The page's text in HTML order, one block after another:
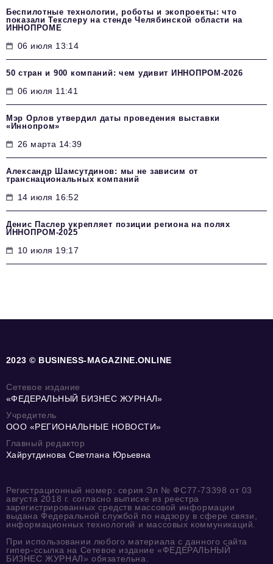
Беспилотные технологии, роботы и экопроекты: что
показали Текслеру на стенде Челябинской области на
ИННОПРОМЕ
06 июля 13:14
50 стран и 900 компаний: чем удивит ИННОПРОМ‑2026
06 июля 11:41
Мэр Орлов утвердил даты проведения выставки
«Иннопром»
26 марта 14:39
Александр Шамсутдинов: мы не зависим от
транснациональных компаний
14 июля 16:52
Денис Паслер укрепляет позиции региона на полях
ИННОПРОМ-2025
10 июля 19:17
2023 © BUSINESS-MAGAZINE.ONLINE
Сетевое издание
«ФЕДЕРАЛЬНЫЙ БИЗНЕС ЖУРНАЛ»
Учредитель
ООО «РЕГИОНАЛЬНЫЕ НОВОСТИ»
Главный редактор
Хайрутдинова Светлана Юрьевна
Регистрационный номер: серия Эл № ФС77-73398 от 03
августа 2018 г. согласно выписке из реестра
зарегистрированных средств массовой информации
выдана Федеральной службой по надзору в сфере связи,
информационных технологий и массовых коммуникаций.
При использовании любого материала с данного сайта
гипер-ссылка на Сетевое издание «ФЕДЕРАЛЬНЫЙ
БИЗНЕС ЖУРНАЛ» обязательна.